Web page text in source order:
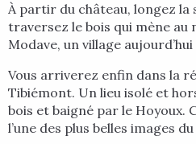
À partir du château, longez la
traversez le bois qui mène au
Modave, un village
Vous arriverez enfin dans la
Tibiémont. Un lieu isolé et
bois et baigné par le Hoyoux.
l’une des plus belles images